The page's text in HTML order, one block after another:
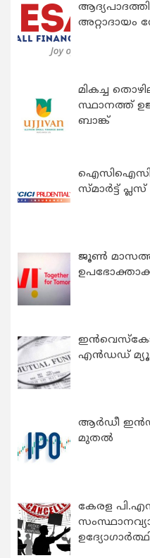
അറ്റാദായം
മികച്ച
സ്ഥാനത്ത്
ബാങ്ക്
സ്മാർട്ട് പ്ലസ്
ജൂൺ
ഇന്‍വെസ്കോ
എന്‍ഡഡ്
ആർഡീ
മുതൽ
കേരള